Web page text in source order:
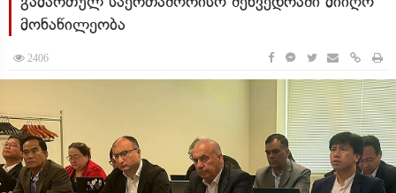
მონაწილეობა
2406